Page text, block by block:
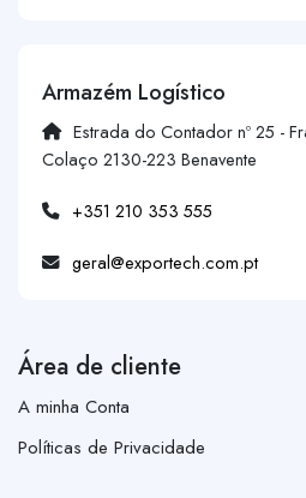
Armazém Logístico
Estrada do Contador nº 25 -
Colaço 2130-223 Benavente
+351 210 353 555
geral@exportech.com.pt
Área de cliente
A minha Conta
Políticas de Privacidade